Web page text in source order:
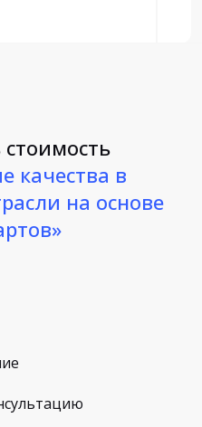
стоимость
качества в
на основе